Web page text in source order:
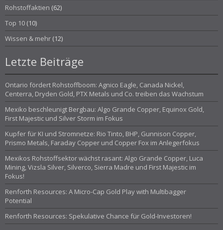
Rohstoffaktien (62)
Top 10 (10)
Wissen & mehr (12)
Letzte Beiträge
Ontario fördert Rohstoffboom: Agnico Eagle, Canada Nickel,
Centerra, Dryden Gold, PTX Metals und Co. treiben das Wachstum
Mexiko beschleunigt Bergbau: Algo Grande Copper, Equinox Gold,
First Majestic und Silver Storm im Fokus
Kupfer für KI und Stromnetze: Rio Tinto, BHP, Gunnison Copper,
Prismo Metals, Faraday Copper und Copper Fox im Anlegerfokus
Mexikos Rohstoffsektor wächst rasant: Algo Grande Copper, Luca
Mining, Vizsla Silver, Silverco, Sierra Madre und First Majestic im
Fokus!
Renforth Resources: A Micro-Cap Gold Play with Multibagger
Potential
Renforth Resources: Spekulative Chance für Gold-Investoren!